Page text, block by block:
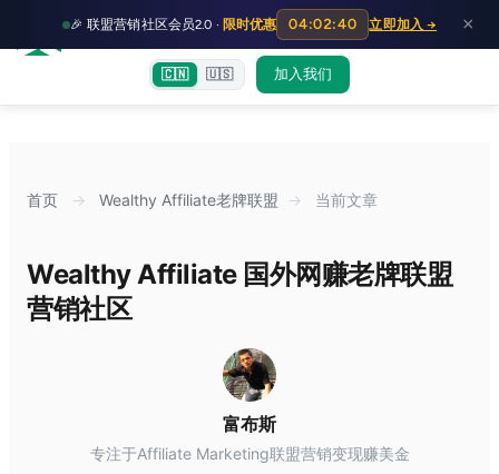
🎉 联盟营销社区会员2.0 · 限时优惠 04:02:38 立即加入 → ×
富裕者联盟 首页文章训练营
HOT
出海教程 认知偏差指南社群交流
🇨🇳 🇺🇸 加入我们
首页 → Wealthy Affiliate老牌联盟 → 当前文章
Wealthy Affiliate 国外网赚老牌联盟
营销社区
富布斯
专注于Affiliate Marketing联盟营销变现赚美金